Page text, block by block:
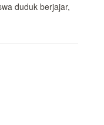
duduk berjajar,